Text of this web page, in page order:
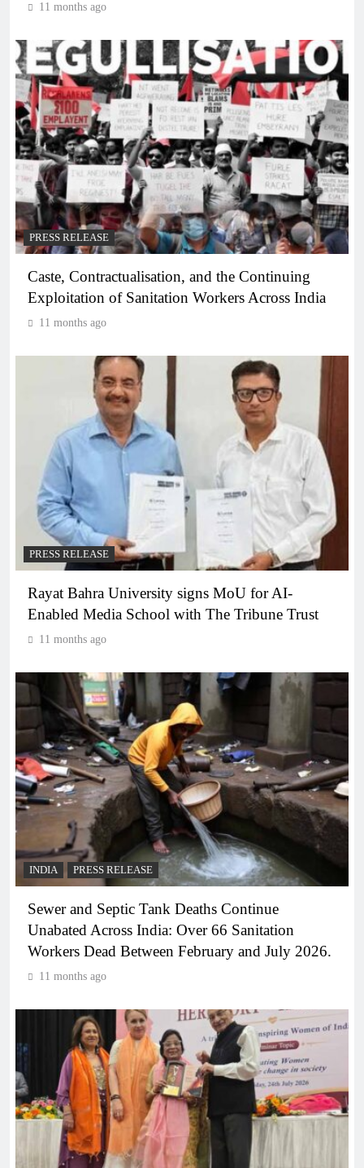
11 months ago
PRESS RELEASE
Caste, Contractualisation, and the Continuing
Exploitation of Sanitation Workers Across India
11 months ago
PRESS RELEASE
Rayat Bahra University signs MoU for AI-
Enabled Media School with The Tribune Trust
11 months ago
INDIA PRESS RELEASE
Sewer and Septic Tank Deaths Continue
Unabated Across India: Over 66 Sanitation
Workers Dead Between February and July 2026.
11 months ago